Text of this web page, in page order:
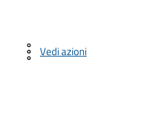
Vedi azioni